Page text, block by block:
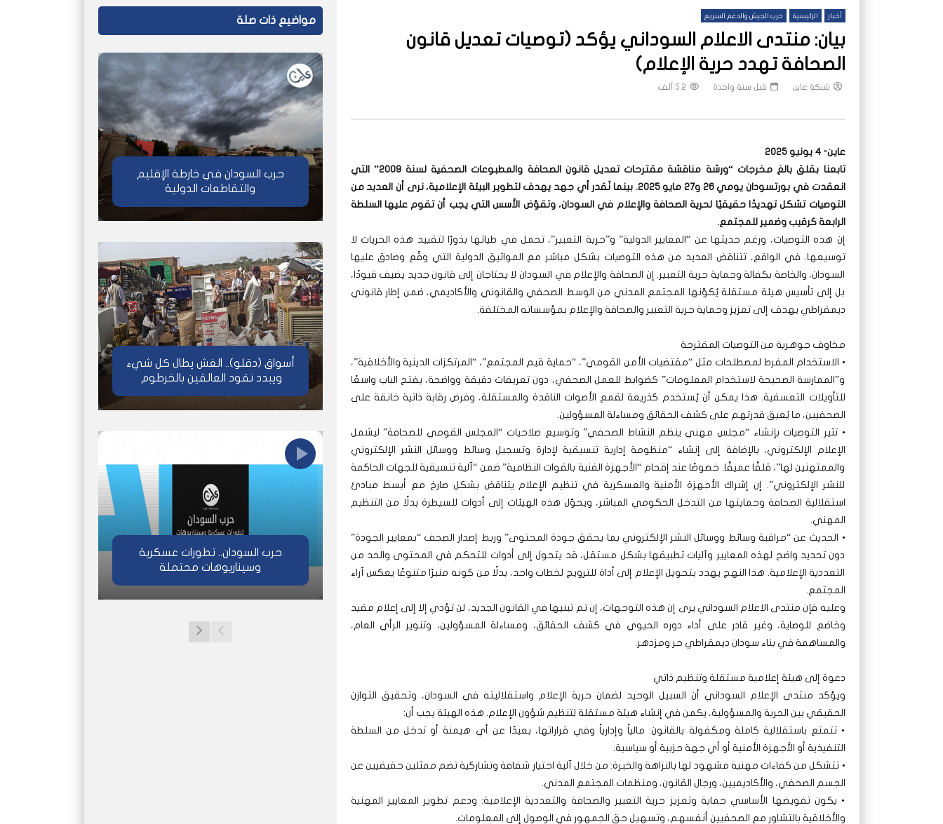
أخبار الرئيسية حرب الجيش والدعم السريع
بيان: منتدى الاعلام السوداني يؤكد (توصيات تعديل قانون
الصحافة تهدد حرية الإعلام)
شبكة عاين قبل سنة واحدة 5.2 ألف
عاين- 4 يونيو 2025
تابعنا بقلق بالغ مخرجات “ورشة مناقشة مقترحات تعديل قانون الصحافة والمطبوعات الصحفية لسنة 2009” التي
انعقدت في بورتسودان يومي 26 و27 مايو 2025. بينما نُقدر أي جهد يهدف لتطوير البيئة الإعلامية، نرى أن العديد من
التوصيات تشكل تهديدًا حقيقيًا لحرية الصحافة والإعلام في السودان، وتقوّض الأسس التي يجب أن تقوم عليها السلطة
الرابعة كرقيب وضمير للمجتمع.
إن هذه التوصيات، ورغم حديثها عن “المعايير الدولية” و”حرية التعبير”، تحمل في طياتها بذورًا لتقييد هذه الحريات لا
توسيعها. في الواقع، تتناقض العديد من هذه التوصيات بشكل مباشر مع المواثيق الدولية التي وقّع وصادق عليها
السودان، والخاصة بكفالة وحماية حرية التعبير. إن الصحافة والإعلام في السودان لا يحتاجان إلى قانون جديد يضيف قيودًا،
بل إلى تأسيس هيئة مستقلة يُكوّنها المجتمع المدني من الوسط الصحفي والقانوني والأكاديمي، ضمن إطار قانوني
ديمقراطي يهدف إلى تعزيز وحماية حرية التعبير والصحافة والإعلام بمؤسساته المختلفة.
مخاوف جوهرية من التوصيات المقترحة
• الاستخدام المفرط لمصطلحات مثل “مقتضيات الأمن القومي”، “حماية قيم المجتمع”، “المرتكزات الدينية والأخلاقية”،
و”الممارسة الصحيحة لاستخدام المعلومات” كضوابط للعمل الصحفي، دون تعريفات دقيقة وواضحة، يفتح الباب واسعًا
للتأويلات التعسفية. هذا يمكن أن يُستخدم كذريعة لقمع الأصوات الناقدة والمستقلة، وفرض رقابة ذاتية خانقة على
الصحفيين، ما يُعيق قدرتهم على كشف الحقائق ومساءلة المسؤولين.
• تثير التوصيات بإنشاء “مجلس مهني ينظم النشاط الصحفي” وتوسيع صلاحيات “المجلس القومي للصحافة” ليشمل
الإعلام الإلكتروني، بالإضافة إلى إنشاء “منظومة إدارية تنسيقية لإدارة وتسجيل وسائط ووسائل النشر الإلكتروني
والممتهنين لها”، قلقًا عميقًا. خصوصًا عند إقحام “الأجهزة الفنية بالقوات النظامية” ضمن “آلية تنسيقية للجهات الحاكمة
للنشر الإلكتروني”. إن إشراك الأجهزة الأمنية والعسكرية في تنظيم الإعلام يتناقض بشكل صارخ مع أبسط مبادئ
استقلالية الصحافة وحمايتها من التدخل الحكومي المباشر، ويحوّل هذه الهيئات إلى أدوات للسيطرة بدلًا من التنظيم
المهني.
• الحديث عن “مراقبة وسائط ووسائل النشر الإلكتروني بما يحقق جودة المحتوى” وربط إصدار الصحف “بمعايير الجودة”
دون تحديد واضح لهذه المعايير وآليات تطبيقها بشكل مستقل، قد يتحول إلى أدوات للتحكم في المحتوى والحد من
التعددية الإعلامية. هذا النهج يهدد بتحويل الإعلام إلى أداة للترويج لخطاب واحد، بدلًا من كونه منبرًا متنوعًا يعكس آراء
المجتمع.
وعليه فإن منتدى الاعلام السوداني يرى إن هذه التوجهات، إن تم تبنيها في القانون الجديد، لن تؤدي إلا إلى إعلام مقيد
وخاضع للوصاية، وغير قادر على أداء دوره الحيوي في كشف الحقائق، ومساءلة المسؤولين، وتنوير الرأي العام،
والمساهمة في بناء سودان ديمقراطي حر ومزدهر.
دعوة إلى هيئة إعلامية مستقلة وتنظيم ذاتي
ويؤكد منتدى الإعلام السوداني أن السبيل الوحيد لضمان حرية الإعلام واستقلاليته في السودان، وتحقيق التوازن
الحقيقي بين الحرية والمسؤولية، يكمن في إنشاء هيئة مستقلة لتنظيم شؤون الإعلام. هذه الهيئة يجب أن:
• تتمتع باستقلالية كاملة ومكفولة بالقانون: مالياً وإدارياً وفي قراراتها، بعيدًا عن أي هيمنة أو تدخل من السلطة
التنفيذية أو الأجهزة الأمنية أو أي جهة حزبية أو سياسية.
• تتشكل من كفاءات مهنية مشهود لها بالنزاهة والخبرة: من خلال آلية اختيار شفافة وتشاركية تضم ممثلين حقيقيين عن
الجسم الصحفي، والأكاديميين، ورجال القانون، ومنظمات المجتمع المدني.
• يكون تفويضها الأساسي حماية وتعزيز حرية التعبير والصحافة والتعددية الإعلامية: ودعم تطوير المعايير المهنية
والأخلاقية بالتشاور مع الصحفيين أنفسهم، وتسهيل حق الجمهور في الوصول إلى المعلومات.
مواضيع ذات صلة
حرب السودان في خارطة الإقليم
والتقاطعات الدولية
أسواق (دقلو).. الغش يطال كل شيء
ويبدد نقود العالقين بالخرطوم
حرب السودان.. تطورات عسكرية
وسيناريوهات محتملة